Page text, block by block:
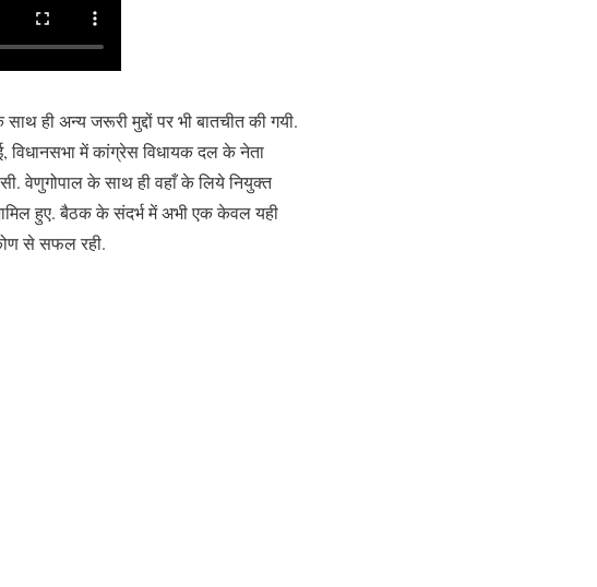
ही अन्य जरूरी मुद्दों पर भी बातचीत की गयी.
में कांग्रेस विधायक दल के नेता
वेणुगोपाल के साथ ही वहाँ के लिये नियुक्त
हुए. बैठक के संदर्भ में अभी एक केवल यही
से सफल रही.